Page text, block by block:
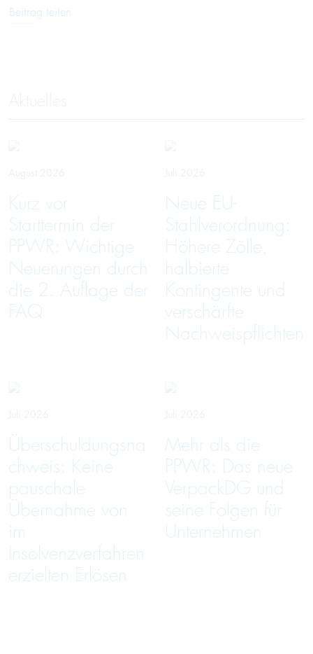
Beitrag teilen
Kurz vor
Starttermin der
PPWR: Wichtige
Neuerungen durch
die 2. Auflage der
FAQ
Neue EU-
Stahlverordnung:
Höhere Zölle,
halbierte
Kontingente und
verschärfte
Nachweispflichten
Überschuldungsna
chweis: Keine
pauschale
Übernahme von
im
Insolvenzverfahren
erzielten Erlösen
Mehr als die
PPWR: Das neue
VerpackDG und
seine Folgen für
Unternehmen